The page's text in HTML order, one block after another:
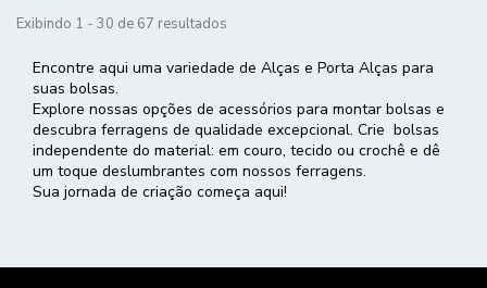
Exibindo 1 - 30 de 67 resultados
Encontre aqui uma variedade de Alças e Porta Alças para
suas bolsas.
Explore nossas opções de acessórios para montar bolsas e
descubra ferragens de qualidade excepcional. Crie bolsas
independente do material: em couro, tecido ou crochê e dê
um toque deslumbrantes com nossos ferragens.
Sua jornada de criação começa aqui!